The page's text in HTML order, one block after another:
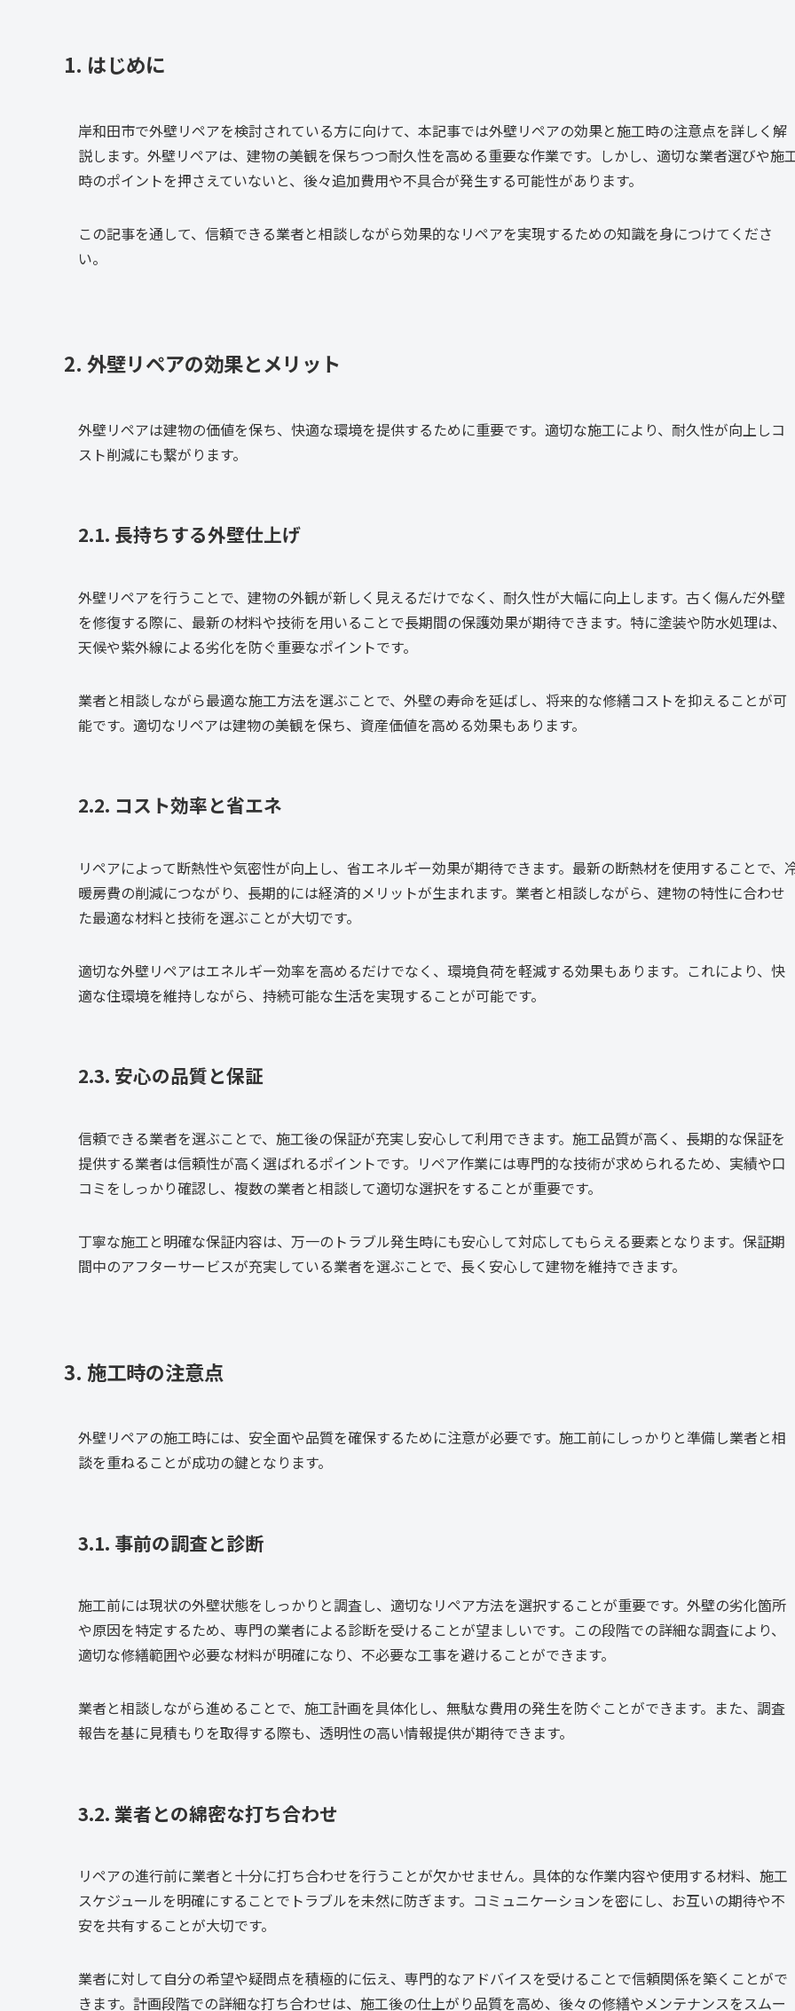
1. はじめに
岸和田市で外壁リペアを検討されている方に向けて、本記事では外壁リペアの効果と施工時の注意点を詳しく解
説します。外壁リペアは、建物の美観を保ちつつ耐久性を高める重要な作業です。しかし、適切な業者選びや施
時のポイントを押さえていないと、後々追加費用や不具合が発生する可能性があります。
この記事を通して、信頼できる業者と相談しながら効果的なリペアを実現するための知識を身につけてくださ
い。
2. 外壁リペアの効果とメリット
外壁リペアは建物の価値を保ち、快適な環境を提供するために重要です。適切な施工により、耐久性が向上しコ
スト削減にも繋がります。
2.1. 長持ちする外壁仕上げ
外壁リペアを行うことで、建物の外観が新しく見えるだけでなく、耐久性が大幅に向上します。古く傷んだ外壁
を修復する際に、最新の材料や技術を用いることで長期間の保護効果が期待できます。特に塗装や防水処理は、
天候や紫外線による劣化を防ぐ重要なポイントです。
業者と相談しながら最適な施工方法を選ぶことで、外壁の寿命を延ばし、将来的な修繕コストを抑えることが可
能です。適切なリペアは建物の美観を保ち、資産価値を高める効果もあります。
2.2. コスト効率と省エネ
リペアによって断熱性や気密性が向上し、省エネルギー効果が期待できます。最新の断熱材を使用することで、
暖房費の削減につながり、長期的には経済的メリットが生まれます。業者と相談しながら、建物の特性に合わせ
た最適な材料と技術を選ぶことが大切です。
適切な外壁リペアはエネルギー効率を高めるだけでなく、環境負荷を軽減する効果もあります。これにより、快
適な住環境を維持しながら、持続可能な生活を実現することが可能です。
2.3. 安心の品質と保証
信頼できる業者を選ぶことで、施工後の保証が充実し安心して利用できます。施工品質が高く、長期的な保証を
提供する業者は信頼性が高く選ばれるポイントです。リペア作業には専門的な技術が求められるため、実績や口
コミをしっかり確認し、複数の業者と相談して適切な選択をすることが重要です。
丁寧な施工と明確な保証内容は、万一のトラブル発生時にも安心して対応してもらえる要素となります。保証期
間中のアフターサービスが充実している業者を選ぶことで、長く安心して建物を維持できます。
3. 施工時の注意点
外壁リペアの施工時には、安全面や品質を確保するために注意が必要です。施工前にしっかりと準備し業者と相
談を重ねることが成功の鍵となります。
3.1. 事前の調査と診断
施工前には現状の外壁状態をしっかりと調査し、適切なリペア方法を選択することが重要です。外壁の劣化箇所
や原因を特定するため、専門の業者による診断を受けることが望ましいです。この段階での詳細な調査により、
適切な修繕範囲や必要な材料が明確になり、不必要な工事を避けることができます。
業者と相談しながら進めることで、施工計画を具体化し、無駄な費用の発生を防ぐことができます。また、調査
報告を基に見積もりを取得する際も、透明性の高い情報提供が期待できます。
3.2. 業者との綿密な打ち合わせ
リペアの進行前に業者と十分に打ち合わせを行うことが欠かせません。具体的な作業内容や使用する材料、施工
スケジュールを明確にすることでトラブルを未然に防ぎます。コミュニケーションを密にし、お互いの期待や不
安を共有することが大切です。
業者に対して自分の希望や疑問点を積極的に伝え、専門的なアドバイスを受けることで信頼関係を築くことがで
きます。計画段階での詳細な打ち合わせは、施工後の仕上がり品質を高め、後々の修繕やメンテナンスをスムー